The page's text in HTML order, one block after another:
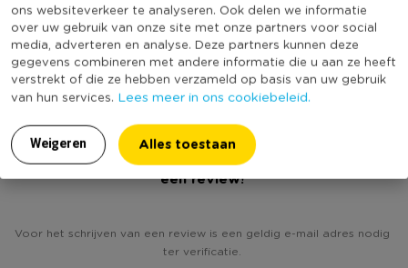
ons websiteverkeer te analyseren. Ook delen we informatie
over uw gebruik van onze site met onze partners voor social
media, adverteren en analyse. Deze partners kunnen deze
gegevens combineren met andere informatie die u aan ze heeft
verstrekt of die ze hebben verzameld op basis van uw gebruik
van hun services. Lees meer in ons cookiebeleid.
Weigeren Alles toestaan
Kleur
Multikleur
Duurzaamheidsscore
(Nog) geen score
bekend
Heb jij Kinderzwembad tropical - 168x35 cm? Schrijf
een review!
Voor het schrijven van een review is een geldig e-mail adres nodig
ter verificatie.